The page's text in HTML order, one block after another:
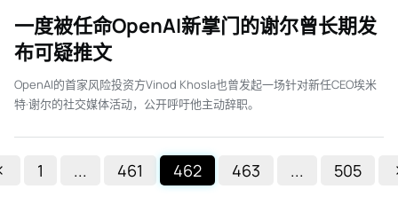
一度被任命OpenAI新掌门的谢尔曾长期发
布可疑推文
OpenAI的首家风险投资方Vinod Khosla也曾发起一场针对新任CEO埃米
特·谢尔的社交媒体活动，公开呼吁他主动辞职。
1 ... 461 462 463 ... 505